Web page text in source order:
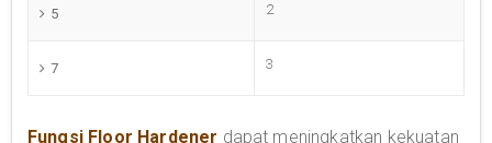
5 2
7 3
Fungsi Floor Hardener dapat meningkatkan kekuatan